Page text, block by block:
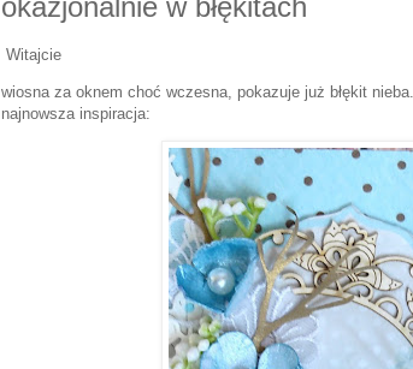
okazjonalnie w błękitach
Witajcie
wiosna za oknem choć wczesna, pokazuje już błękit
najnowsza inspiracja: